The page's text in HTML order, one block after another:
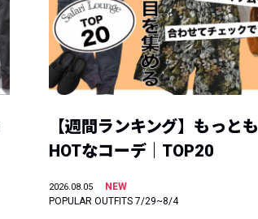
【週間ランキング】もっとも
HOTなコーデ｜TOP20
2026.08.05
NEW
POPULAR OUTFITS 7/29~8/4